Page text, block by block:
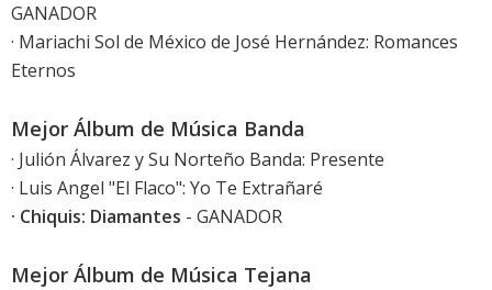
GANADOR
· Mariachi Sol de México de José Hernández: Romances
Eternos
Mejor Álbum de Música Banda
· Julión Álvarez y Su Norteño Banda: Presente
· Luis Angel "El Flaco": Yo Te Extrañaré
· Chiquis: Diamantes - GANADOR
Mejor Álbum de Música Tejana